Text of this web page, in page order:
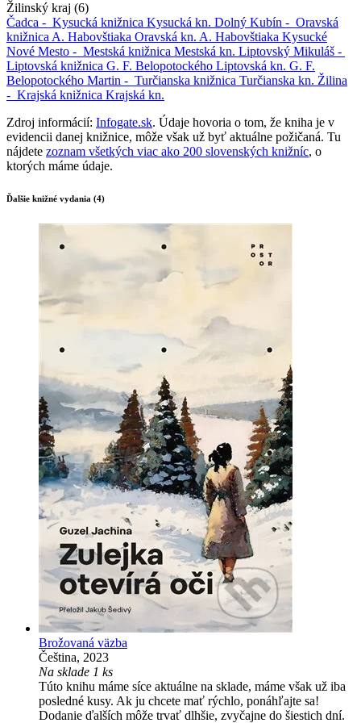
Žilinský kraj (6)
Čadca - Kysucká knižnica Kysucká kn. Dolný Kubín - Oravská
knižnica A. Habovštiaka Oravská kn. A. Habovštiaka Kysucké
Nové Mesto - Mestská knižnica Mestská kn. Liptovský Mikuláš -
Liptovská knižnica G. F. Belopotockého Liptovská kn. G. F.
Belopotockého Martin - Turčianska knižnica Turčianska kn. Žilina
- Krajská knižnica Krajská kn.
Zdroj informácií: Infogate.sk. Údaje hovoria o tom, že kniha je v
evidencii danej knižnice, môže však už byť aktuálne požičaná. Tu
nájdete zoznam všetkých viac ako 200 slovenských knižníc, o
ktorých máme údaje.
Ďalšie knižné vydania (4)
Brožovaná väzba
Čeština, 2023
Na sklade 1 ks
Túto knihu máme síce aktuálne na sklade, máme však už iba
posledné kusy. Ak ju chcete mať rýchlo, ponáhľajte sa!
Dodanie ďalších môže trvať dlhšie, zvyčajne do šiestich dní.